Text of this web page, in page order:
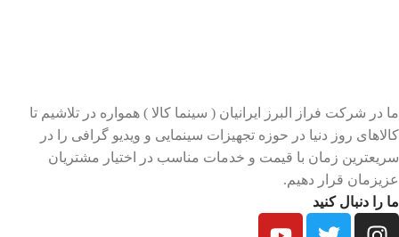
ما در شرکت فراز البرز ایرانیان ( سینما کالا ) همواره در تلاشیم تا
کالاهای روز دنیا در حوزه تجهیزات سینمایی و ویدیو گرافی را در
سریعترین زمان با قیمت و خدمات مناسب در اختیار مشتریان
عزیزمان قرار دهیم.
ما را دنبال کنید